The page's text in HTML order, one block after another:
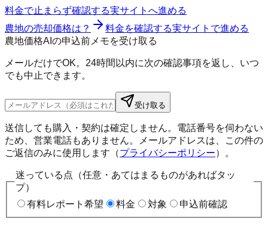
料金で止まらず確認する実サイトへ進める
農地の売却価格は？
料金を確認する実サイトで進める
農地価格AIの申込前メモを受け取る
メールだけでOK。24時間以内に次の確認事項を返し、いつ
でも中止できます。
受け取る
送信しても購入・契約は確定しません。電話番号を伺わない
ため、営業電話もありません。メールアドレスは、この件の
ご返信のみに使用します（プライバシーポリシー）。
迷っている点（任意・あてはまるものがあればタッ
プ）
有料レポート希望
料金 対象 申込前確認